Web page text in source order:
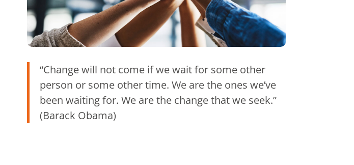
“Change will not come if we wait for some other
person or some other time. We are the ones we’ve
been waiting for. We are the change that we seek.”
(Barack Obama)